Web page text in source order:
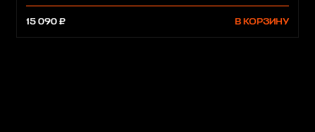
15 090 ₽ В КОРЗИНУ